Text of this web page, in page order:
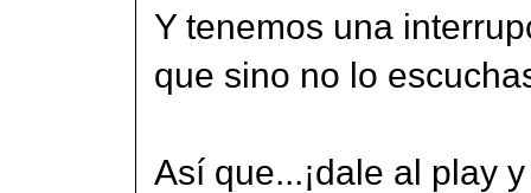
Y tenemos una
que sino no lo
Así que...¡dale al play